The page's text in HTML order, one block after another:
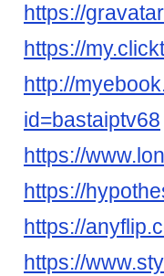
https://
https://
http://
id=bastaiptv68
https://
https://
https://
https://